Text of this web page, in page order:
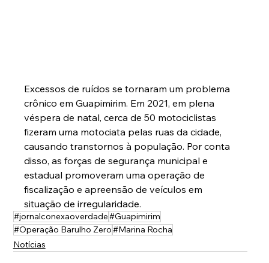
Excessos de ruídos se tornaram um problema
crônico em Guapimirim. Em 2021, em plena
véspera de natal, cerca de 50 motociclistas
fizeram uma motociata pelas ruas da cidade,
causando transtornos à população. Por conta
disso, as forças de segurança municipal e
estadual promoveram uma operação de
fiscalização e apreensão de veículos em
situação de irregularidade.
#jornalconexaoverdade#Guapimirim
#Operação Barulho Zero#Marina Rocha
Notícias